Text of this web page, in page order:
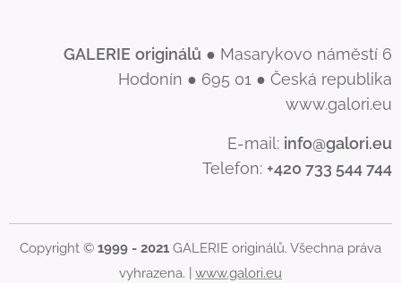
GALERIE originálů ● Masarykovo náměstí 6
Hodonín ● 695 01 ● Česká republika
www.galori.eu
E-mail: info@galori.eu
Telefon: +420 733 544 744
Copyright © 1999 - 2021 GALERIE originálů. Všechna práva
vyhrazena. | www.galori.eu